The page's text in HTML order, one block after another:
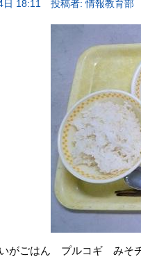
日 18:11 投稿者: 情報教育部
がごはん プルコギ みそ